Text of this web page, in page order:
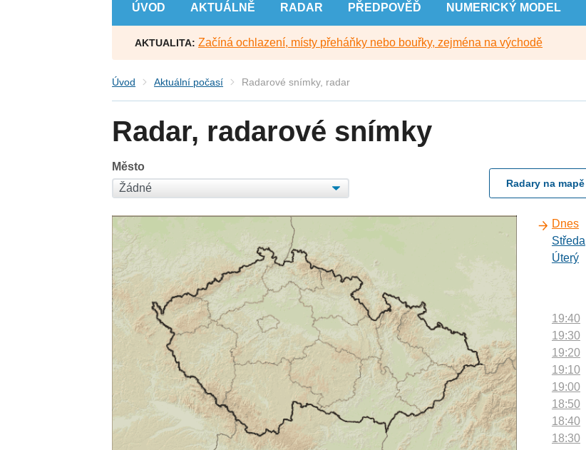
ÚVOD AKTUÁLNĚ RADAR PŘEDPOVĚĎ NUMERICKÝ MODEL
AKTUALITA: Začíná ochlazení, místy přeháňky nebo bouřky, zejména na východě
Úvod Aktuální počasí Radarové snímky, radar
Radar, radarové snímky
Město
Radary na mapě
Dnes
Středa
Úterý
19:40
19:30
19:20
19:10
19:00
18:50
18:40
18:30